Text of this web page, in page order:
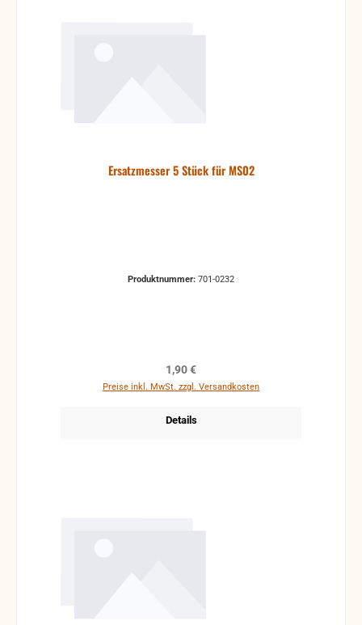
Ersatzmesser 5 Stück für MS02
Produktnummer: 701-0232
Regulärer Preis:
1,90 €
Preise inkl. MwSt. zzgl. Versandkosten
Details